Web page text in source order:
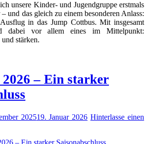
unsere Kinder- und Jugendgruppe erstmals
und das gleich zu einem besonderen Anlass:
in das Jump Cottbus. Mit insgesamt
dabei vor allem eines im Mittelpunkt:
stärken.
– Ein starker
202519. Januar 2026 Hinterlasse einen